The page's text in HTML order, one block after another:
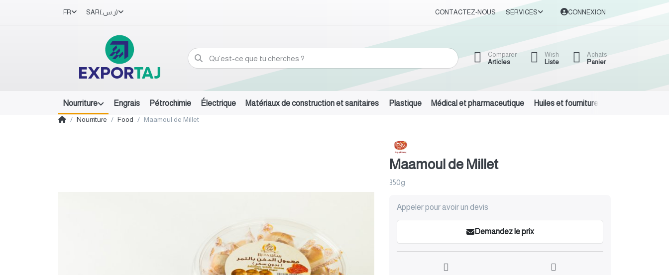
FR SAR (ر.س.‏) CONTACTEZ-NOUS SERVICES CONNEXION
Comparer
Articles
Wish
Liste
Achats
Panier
Nourriture Engrais Pétrochimie Électrique Matériaux de construction et sanitaires Plastique Médical et pharmaceutique Huiles et fournitures automobiles
Nourriture Food Maamoul de Millet
Maamoul de Millet
350g
Appeler pour avoir un devis
Demandez le prix